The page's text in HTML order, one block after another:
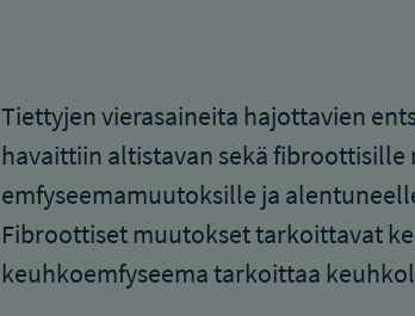
Tiettyjen vierasaineita hajottavien
havaittiin altistavan sekä
emfyseemamuutoksille ja
Fibroottiset muutokset tarkoittavat
keuhkoemfyseema tarkoittaa